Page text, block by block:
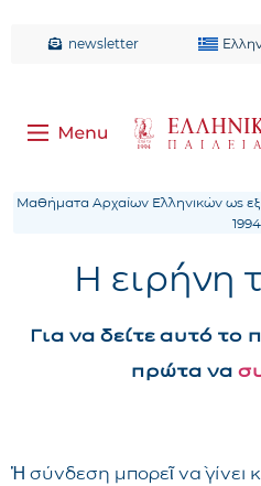
newsletter
Μαθήματα Αρχαίων Ελληνικών ως
1994
Η ειρήνη
Για να δείτε αυτό το
πρώτα να
Ἡ σύνδεση μπορεῖ νὰ γίνει